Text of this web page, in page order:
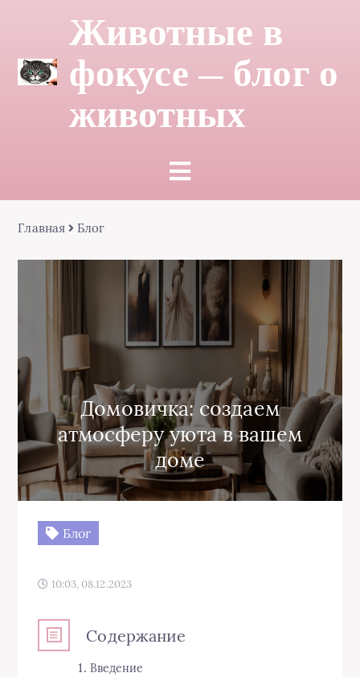
Животные в
фокусе — блог о
животных
Главная Блог
Домовичка: создаем
атмосферу уюта в вашем
доме
Блог
10:03, 08.12.2023
Содержание
Введение